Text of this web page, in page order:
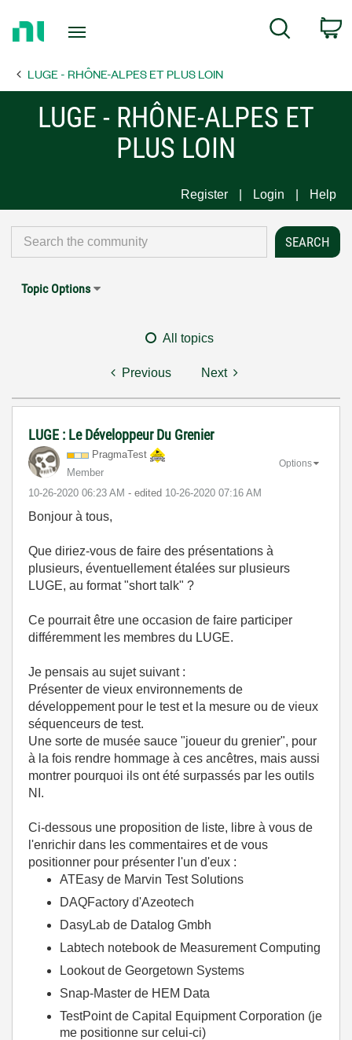
Page
Search
LUGE - RHÔNE-ALPES ET PLUS LOIN
LUGE - RHÔNE-ALPES ET
PLUS LOIN
Register Login Help
Topic Options
All topics
Previous Next
LUGE : Le Développeur Du Grenier
PragmaTest
Member
‎10-26-2020 06:23 AM - edited ‎10-26-2020 07:16 AM
Options
Bonjour à tous,
Que diriez-vous de faire des présentations à
plusieurs, éventuellement étalées sur plusieurs
LUGE, au format "short talk" ?
Ce pourrait être une occasion de faire participer
différemment les membres du LUGE.
Je pensais au sujet suivant :
Présenter de vieux environnements de
développement pour le test et la mesure ou de vieux
séquenceurs de test.
Une sorte de musée sauce "joueur du grenier", pour
à la fois rendre hommage à ces ancêtres, mais aussi
montrer pourquoi ils ont été surpassés par les outils
NI.
Ci-dessous une proposition de liste, libre à vous de
l'enrichir dans les commentaires et de vous
positionner pour présenter l'un d'eux :
ATEasy de Marvin Test Solutions
DAQFactory d'Azeotech
DasyLab de Datalog Gmbh
Labtech notebook de Measurement Computing
Lookout de Georgetown Systems
Snap-Master de HEM Data
TestPoint de Capital Equipment Corporation (je
me positionne sur celui-ci)